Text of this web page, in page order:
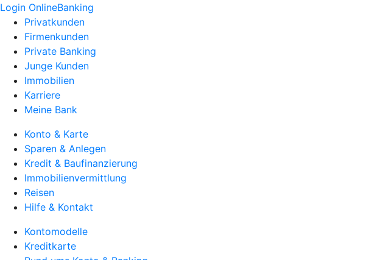
Login OnlineBanking
Privatkunden
Firmenkunden
Private Banking
Junge Kunden
Immobilien
Karriere
Meine Bank
Konto & Karte
Sparen & Anlegen
Kredit & Baufinanzierung
Immobilienvermittlung
Reisen
Hilfe & Kontakt
Kontomodelle
Kreditkarte